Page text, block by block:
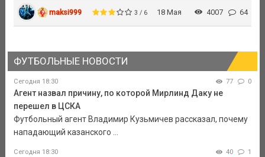
maksi999 3 / 6 18 Мая 4007 64
ФУТБОЛЬНЫЕ НОВОСТИ
Сегодня 18:30 77 0
Агент назвал причину, по которой Мирлинд Даку не
перешел в ЦСКА
Футбольный агент Владимир Кузьмичев рассказал, почему
нападающий казанского ...
Сегодня 18:30 40 1